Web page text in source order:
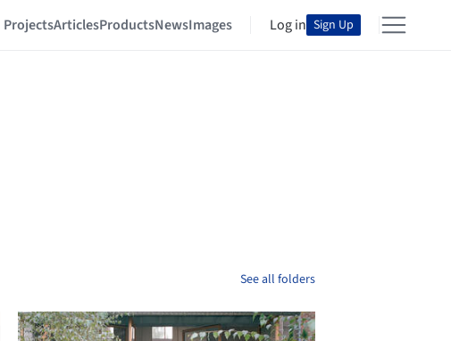
ProjectsArticlesProductsNewsImages Log in Sign Up
See all folders